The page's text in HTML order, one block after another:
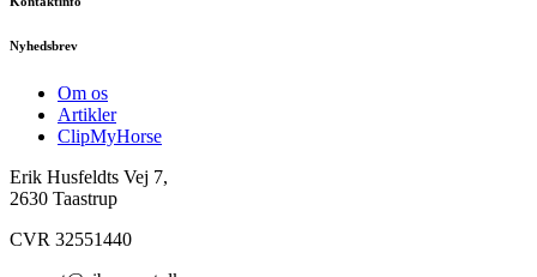
Nyhedsbrev
Om os
Artikler
ClipMyHorse
Erik Husfeldts Vej 7,
2630 Taastrup
CVR 32551440